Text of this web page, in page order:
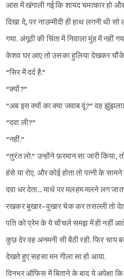
आस में खंगाली गई कि शायद चमत्कार हो
दिखा दे, पर नाउम्मीदी ही हाथ लगनी थी
गया. अंगूठी की चिंता में निवाला मुंह में नहीं
केशव घर आए तो उसका हुलिया देखकर
“सिर में दर्द है.”
“क्यों?”
“अब इस क्यों का क्या जवाब दूं?” वह
“दवा ली?”
“नहीं.”
“तुरंत लो.” उन्होंने फ़रमान सा जारी
हंसे या रोए. और कोई होता तो पत्नी के
दवा धर देता... माथे पर मलहम मलने लग
रखकर बुखार-वुखार चेक कर तसल्ली तो
पति को प्रेम के ये चोंचले समझ में ही नहीं
कुछ देर वह अनमनी सी बैठी रही. फिर चाय
देखते हुए सहसा मन गीला सा हो आया.
दिनभर ऑफिस में बिताने के बाद ये अपेक्षा